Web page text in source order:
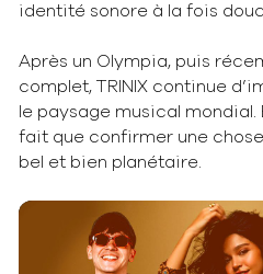
identité sonore à la fois
Après un Olympia, puis
complet, TRINIX continue
le paysage musical
fait que confirmer une
bel et bien planétaire.